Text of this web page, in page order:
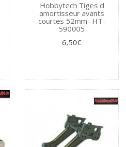
Hobbytech Tiges d
amortisseur avants
courtes 52mm- HT-
590005
6,50€